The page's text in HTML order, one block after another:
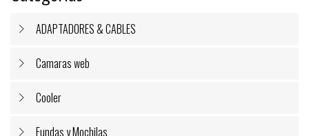
ADAPTADORES & CABLES
Camaras web
Cooler
Fundas y Mochilas